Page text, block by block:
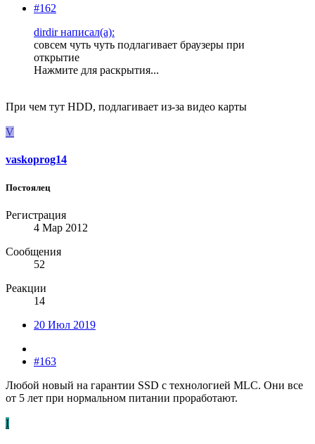
#162
dirdir написал(а):
совсем чуть чуть подлагивает браузеры при
открытие
Нажмите для раскрытия...
При чем тут HDD, подлагивает из-за видео карты
V
vaskoprog14
Постоялец
Регистрация
4 Мар 2012
Сообщения
52
Реакции
14
20 Июл 2019
#163
Любой новый на гарантии SSD c технологией MLC. Они все
от 5 лет при нормальном питании проработают.
I